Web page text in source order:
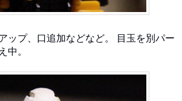
ップ、口追加などなど。 目玉を別パー
中。